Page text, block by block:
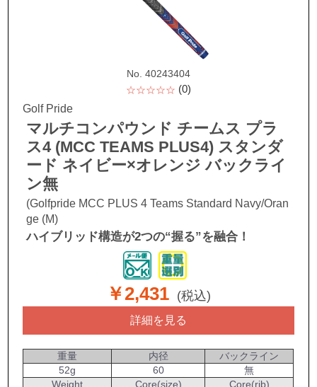
No. 40243404
☆☆☆☆☆ (0)
Golf Pride
マルチコンパウンド チームス プラ
ス4 (MCC TEAMS PLUS4) スタンダ
ード ネイビー×オレンジ バックライ
ン無
(Golfpride MCC PLUS 4 Teams Standard Navy/Oran
ge (M)
ハイブリッド構造が2つの“握る”を融合！
￥2,431 (税込)
詳細を見る
重量 内径
バックライン
52g
60
無
Weight
Core(size) Core(rib)